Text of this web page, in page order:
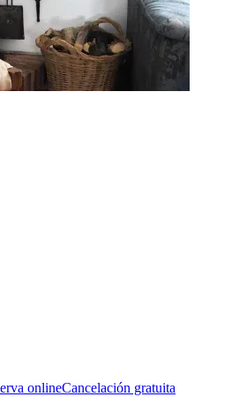
onlineCancelación gratuita